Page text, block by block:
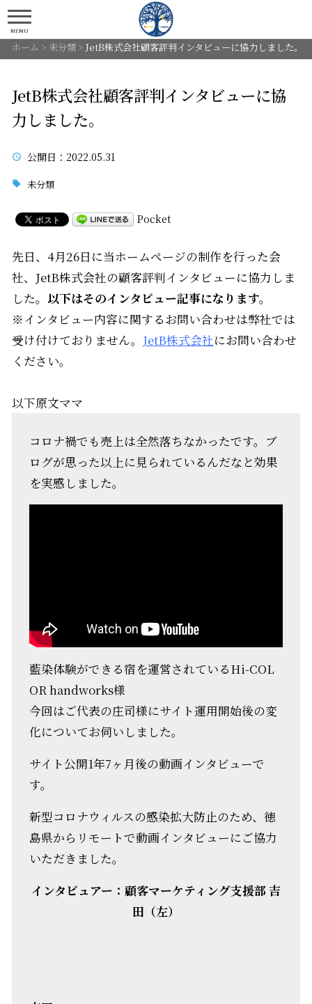
MENU
ホーム > 未分類> JetB株式会社顧客評判インタビューに協力しました。
JetB株式会社顧客評判インタビューに協
力しました。
公開日 ：2022.05.31
未分類
Pocket
先日、4月26日に当ホームページの制作を行った会
社、JetB株式会社の顧客評判インタビューに協力しま
した。 以下はそのインタビュー記事になります。
※インタビュー内容に関するお問い合わせは弊社では
受け付けておりません。 JetB株式会社にお問い合わせ
ください。
以下原文ママ
コロナ禍でも売上は全然落ちなかったです。ブ
ログが思った以上に見られているんだなと効果
を実感しました。
藍染体験ができる宿を運営されているHi-COL
OR handworks様
今回はご代表の庄司様にサイト運用開始後の変
化についてお伺いしました。
サイト公開1年7ヶ月後の動画インタビューで
す。
新型コロナウィルスの感染拡大防止のため、徳
島県からリモートで動画インタビューにご協力
いただきました。
インタビュアー：顧客マーケティング支援部 吉
田（左）